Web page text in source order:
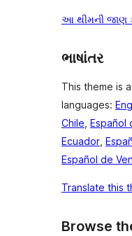
આ થીમની જાણ
ભાષાંતર
This theme is
languages:
Chile, Español
Ecuador,
Español de
Translate this
Browse